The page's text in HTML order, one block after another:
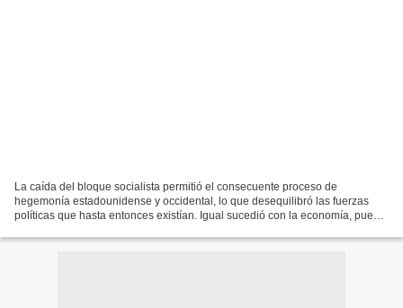
La caída del bloque socialista permitió el consecuente proceso de
hegemonía estadounidense y occidental, lo que desequilibró las fuerzas
políticas que hasta entonces existían. Igual sucedió con la economía, pues